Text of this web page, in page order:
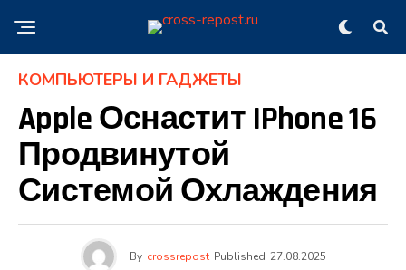
КОМПЬЮТЕРЫ И ГАДЖЕТЫ
Apple Оснастит IPhone 16
Продвинутой
Системой Охлаждения
By crossrepost Published 27.08.2025